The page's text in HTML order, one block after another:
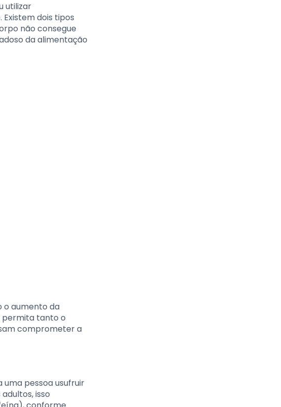
utilizar
dois tipos
não consegue
da alimentação
o aumento da
permita tanto o
comprometer a
pessoa usufruir
isso